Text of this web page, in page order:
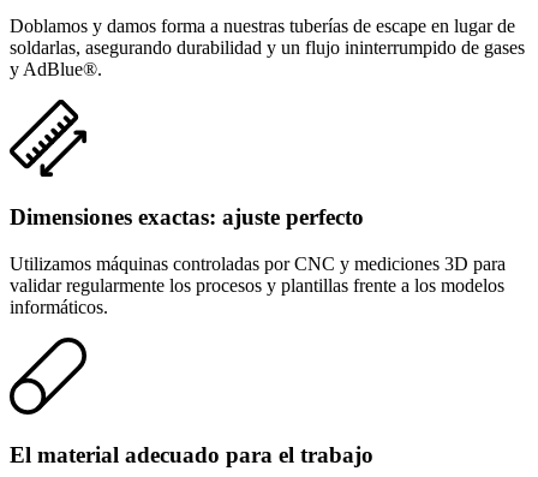
Doblamos y damos forma a nuestras tuberías de escape en lugar de
soldarlas, asegurando durabilidad y un flujo ininterrumpido de gases
y AdBlue®.
Dimensiones exactas: ajuste perfecto
Utilizamos máquinas controladas por CNC y mediciones 3D para
validar regularmente los procesos y plantillas frente a los modelos
informáticos.
El material adecuado para el trabajo